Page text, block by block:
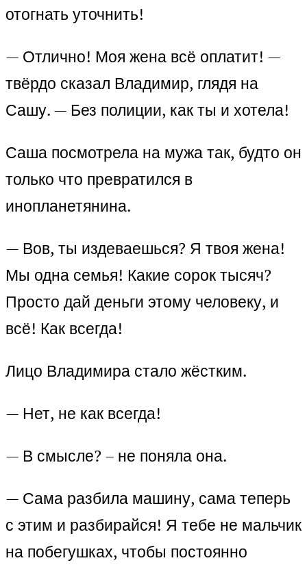
отогнать уточнить!
— Отлично! Моя жена всё оплатит! —
твёрдо сказал Владимир, глядя на
Сашу. — Без полиции, как ты и хотела!
Саша посмотрела на мужа так, будто он
только что превратился в
инопланетянина.
— Вов, ты издеваешься? Я твоя жена!
Мы одна семья! Какие сорок тысяч?
Просто дай деньги этому человеку, и
всё! Как всегда!
Лицо Владимира стало жёстким.
— Нет, не как всегда!
— В смысле? – не поняла она.
— Сама разбила машину, сама теперь
с этим и разбирайся! Я тебе не мальчик
на побегушках, чтобы постоянно